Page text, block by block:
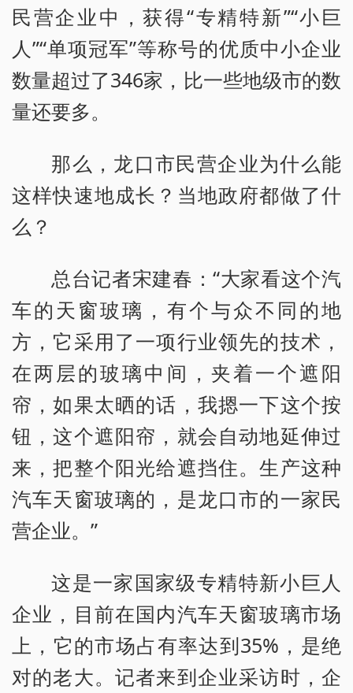
民营企业中，获得“专精特新”“小巨
人”“单项冠军”等称号的优质中小企业
数量超过了346家，比一些地级市的数
量还要多。
那么，龙口市民营企业为什么能
这样快速地成长？当地政府都做了什
么？
总台记者宋建春：“大家看这个汽
车的天窗玻璃，有个与众不同的地
方，它采用了一项行业领先的技术，
在两层的玻璃中间，夹着一个遮阳
帘，如果太晒的话，我摁一下这个按
钮，这个遮阳帘，就会自动地延伸过
来，把整个阳光给遮挡住。生产这种
汽车天窗玻璃的，是龙口市的一家民
营企业。”
这是一家国家级专精特新小巨人
企业，目前在国内汽车天窗玻璃市场
上，它的市场占有率达到35%，是绝
对的老大。记者来到企业采访时，企